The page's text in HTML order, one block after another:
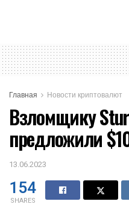
Главная Новости криптовалют
Взломщику
предложили
13.06.2023
154
SHARES